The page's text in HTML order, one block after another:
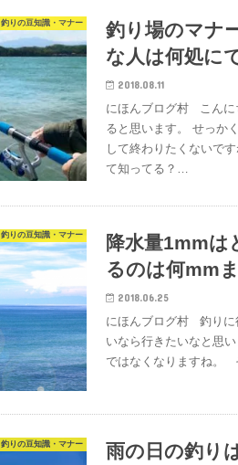
釣りの豆知識・マナー
釣り場のマナ
な人は何処に
2018.08.11
にほんブログ村 こんに
ると思います。 せっか
して終わりたくないで
て知ってる？…
釣りの豆知識・マナー
降水量1mmは
るのは何mm
2018.06.25
にほんブログ村 釣り
いなら行きたいなと思
ではなくなりますね。
釣りの豆知識・マナー
雨の日の釣り